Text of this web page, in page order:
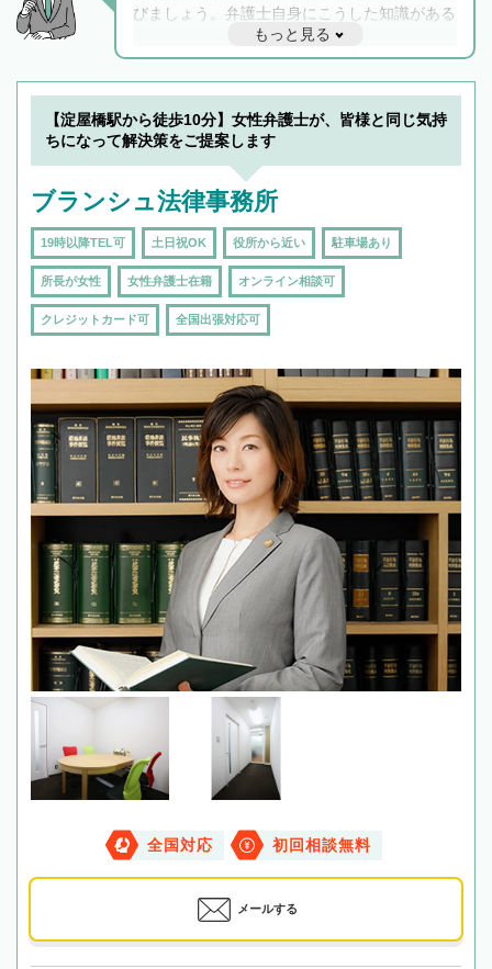
びましょう。弁護士自身にこうした知識がある
と他士業との連携もスムーズに進み、トラブル
解決のみならず相続をトータルで任せることが
できます。また、相続は感情がからむ分野なの
でフィーリングも重要です。実際に電話や面談
で複数の弁護士と会話をしてウマが合う方に依
もっと見る
【淀屋橋駅から徒歩10分】女性弁護士が、皆様と同じ気持
ちになって解決策をご提案します
ブランシュ法律事務所
19時以降TEL可 土日祝OK 役所から近い 駐車場あり
所長が女性 女性弁護士在籍 オンライン相談可
クレジットカード可 全国出張対応可
全国対応 初回相談無料
メールする